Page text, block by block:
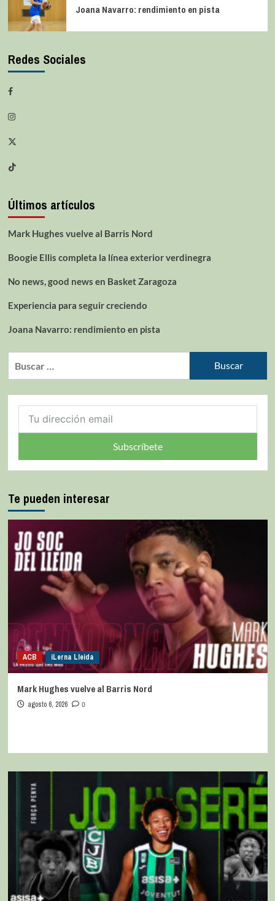
Joana Navarro: rendimiento en pista
Redes Sociales
Últimos artículos
Mark Hughes vuelve al Barris Nord
Boogie Ellis completa la línea exterior verdinegra
No news, good news en Basket Zaragoza
Experiencia para seguir creciendo
Joana Navarro: rendimiento en pista
Subscríbete
Te pueden interesar
ACB iLerna Lleida
Mark Hughes vuelve al Barris Nord
agosto 6, 2026 0